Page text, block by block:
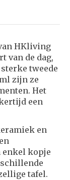
HKliving
van de dag,
tweede
zijn ze
Het
een
en
enkel kopje
tafel.